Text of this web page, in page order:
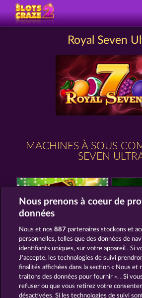
Royal Seven
MACHINES À SOUS
SEVEN
3 GOLDEN CHERRIES BACK
Nous prenons à coeur de
données
Nous et nos887 partenaires stockons et
personnelles, telles que des données de
identifiants uniques, sur votre appareil . Si
J'accepte, les technologies de suivi
finalités affichées dans la section « Nous et
traitons des données pour fournir ». . Si
refuser ou que vous retirez votre
désactivées. Si les technologies de suivi